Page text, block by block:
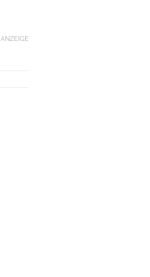
ANZEIGE